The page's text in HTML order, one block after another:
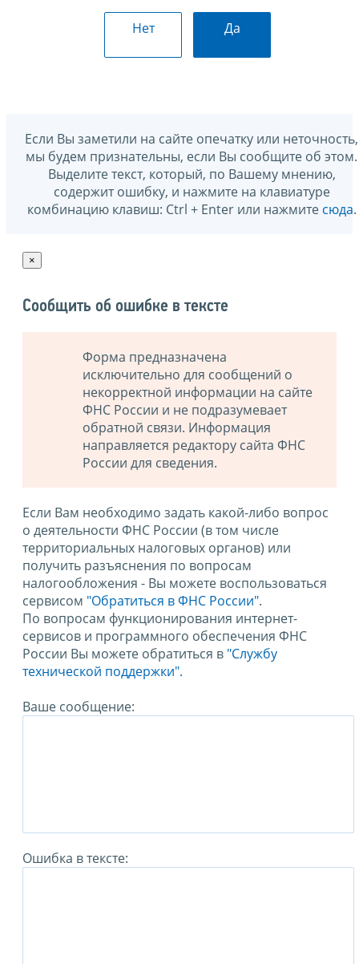
Нет Да
Если Вы заметили на сайте опечатку или неточность,
мы будем признательны, если Вы сообщите об этом.
Выделите текст, который, по Вашему мнению,
содержит ошибку, и нажмите на клавиатуре
комбинацию клавиш: Ctrl + Enter или нажмите сюда.
×
Сообщить об ошибке в тексте
Форма предназначена
исключительно для сообщений о
некорректной информации на сайте
ФНС России и не подразумевает
обратной связи. Информация
направляется редактору сайта ФНС
России для сведения.
Если Вам необходимо задать какой-либо вопрос
о деятельности ФНС России (в том числе
территориальных налоговых органов) или
получить разъяснения по вопросам
налогообложения - Вы можете воспользоваться
сервисом "Обратиться в ФНС России".
По вопросам функционирования интернет-
сервисов и программного обеспечения ФНС
России Вы можете обратиться в "Службу
технической поддержки".
Ваше сообщение:
Ошибка в тексте: